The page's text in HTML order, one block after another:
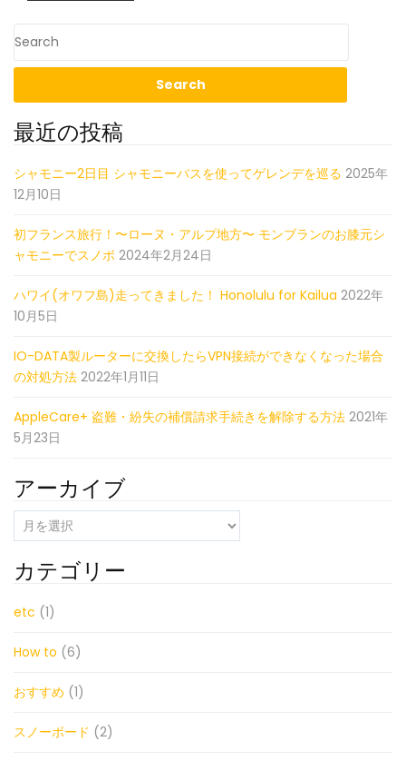
最近の投稿
シャモニー2日目 シャモニーバスを使ってゲレンデを巡る 2025年
12月10日
初フランス旅行！〜ローヌ・アルプ地方〜 モンブランのお膝元シ
ャモニーでスノボ 2024年2月24日
ハワイ(オワフ島)走ってきました！ Honolulu for Kailua 2022年
10月5日
IO-DATA製ルーターに交換したらVPN接続ができなくなった場合
の対処方法 2022年1月11日
AppleCare+ 盗難・紛失の補償請求手続きを解除する方法 2021年
5月23日
アーカイブ
ー
カ
イ
カテゴリー
etc (1)
How to (6)
おすすめ (1)
スノーボード (2)